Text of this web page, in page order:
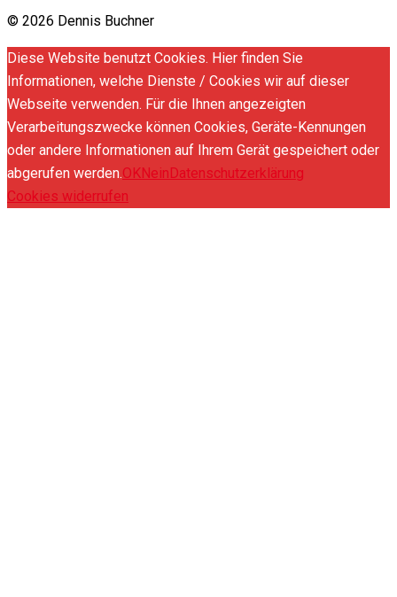
© 2026 Dennis Buchner
Diese Website benutzt Cookies. Hier finden Sie
Informationen, welche Dienste / Cookies wir auf dieser
Webseite verwenden. Für die Ihnen angezeigten
Verarbeitungszwecke können Cookies, Geräte-Kennungen
oder andere Informationen auf Ihrem Gerät gespeichert oder
abgerufen werden.OKNeinDatenschutzerklärung
Cookies widerrufen